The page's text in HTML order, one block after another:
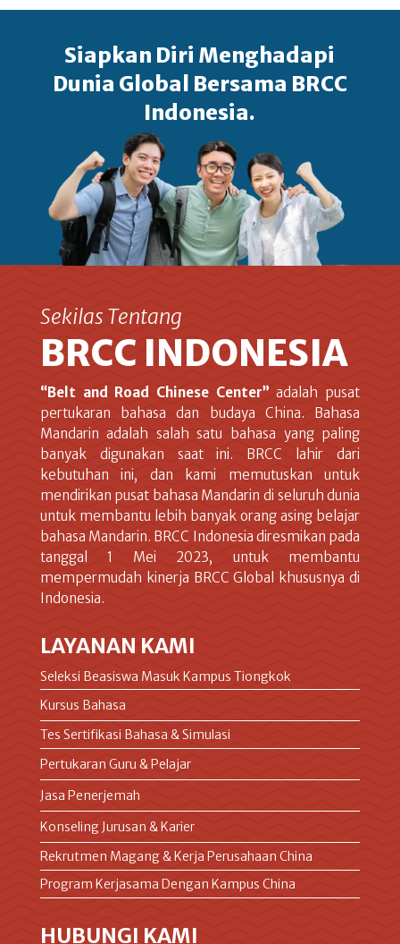
Siapkan Diri Menghadapi
Dunia Global Bersama BRCC
Indonesia.
Sekilas Tentang
BRCC INDONESIA
“Belt and Road Chinese Center” adalah pusat
pertukaran bahasa dan budaya China. Bahasa
Mandarin adalah salah satu bahasa yang paling
banyak digunakan saat ini. BRCC lahir dari
kebutuhan ini, dan kami memutuskan untuk
mendirikan pusat bahasa Mandarin di seluruh dunia
untuk membantu lebih banyak orang asing belajar
bahasa Mandarin. BRCC Indonesia diresmikan pada
tanggal 1 Mei 2023, untuk membantu
mempermudah kinerja BRCC Global khususnya di
Indonesia.
LAYANAN KAMI
Seleksi Beasiswa Masuk Kampus Tiongkok
Kursus Bahasa
Tes Sertifikasi Bahasa & Simulasi
Pertukaran Guru & Pelajar
Jasa Penerjemah
Konseling Jurusan & Karier
Rekrutmen Magang & Kerja Perusahaan China
Program Kerjasama Dengan Kampus China
HUBUNGI KAMI